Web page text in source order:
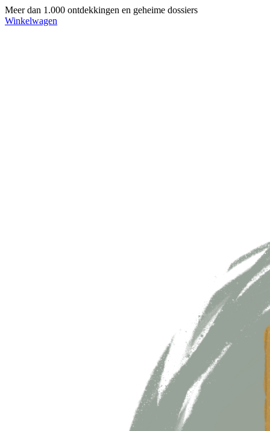
Meer dan 1.000 ontdekkingen en geheime dossiers
Winkelwagen